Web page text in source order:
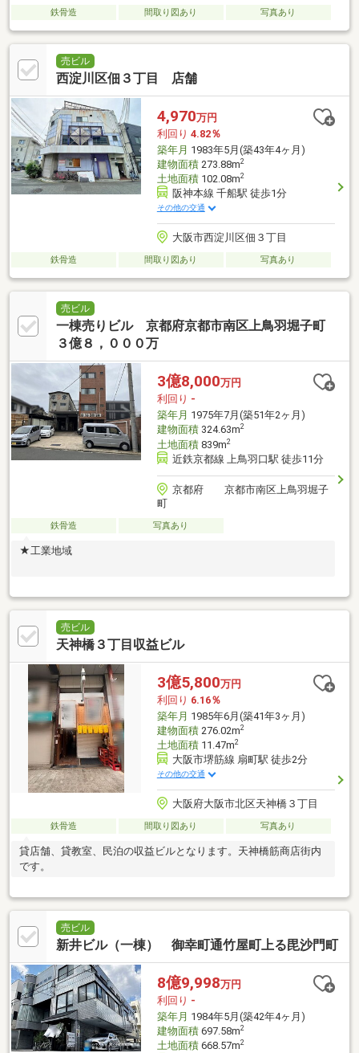
鉄骨造 間取り図あり 写真あり
売ビル
西淀川区佃３丁目 店舗
4,970万円
利回り 4.82％
築年月 1983年5月(築43年4ヶ月)
建物面積273.88m2
土地面積102.08m2
阪神本線 千船駅 徒歩1分
その他の交通
大阪市西淀川区佃３丁目
鉄骨造 間取り図あり 写真あり
売ビル
一棟売りビル 京都府京都市南区上鳥羽堀子町
３億８，０００万
3億8,000万円
利回り -
築年月 1975年7月(築51年2ヶ月)
建物面積324.63m2
土地面積839m2
近鉄京都線 上鳥羽口駅 徒歩11分
京都府 京都市南区上鳥羽堀子
町
鉄骨造 写真あり
★工業地域
売ビル
天神橋３丁目収益ビル
3億5,800万円
利回り 6.16％
築年月 1985年6月(築41年3ヶ月)
建物面積276.02m2
土地面積11.47m2
大阪市堺筋線 扇町駅 徒歩2分
その他の交通
大阪府大阪市北区天神橋３丁目
鉄骨造 間取り図あり 写真あり
貸店舗、貸教室、民泊の収益ビルとなります。天神橋筋商店街内
です。
売ビル
新井ビル（一棟） 御幸町通竹屋町上る毘沙門町
8億9,998万円
利回り -
築年月 1984年5月(築42年4ヶ月)
建物面積697.58m2
土地面積668.57m2